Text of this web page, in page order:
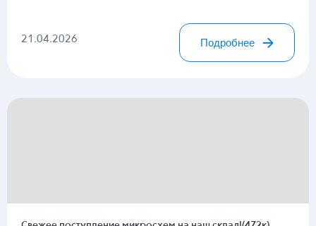
21.04.2026 Подробнее